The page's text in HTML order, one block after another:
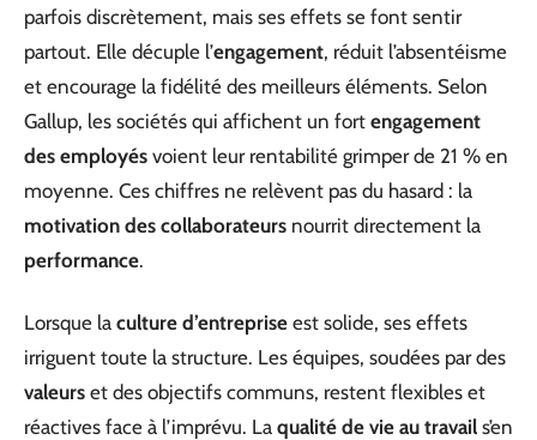
parfois discrètement, mais ses effets se font sentir
partout. Elle décuple l’engagement, réduit l’absentéisme
et encourage la fidélité des meilleurs éléments. Selon
Gallup, les sociétés qui affichent un fort engagement
des employés voient leur rentabilité grimper de 21 % en
moyenne. Ces chiffres ne relèvent pas du hasard : la
motivation des collaborateurs nourrit directement la
performance.
Lorsque la culture d’entreprise est solide, ses effets
irriguent toute la structure. Les équipes, soudées par des
valeurs et des objectifs communs, restent flexibles et
réactives face à l’imprévu. La qualité de vie au travail s’en